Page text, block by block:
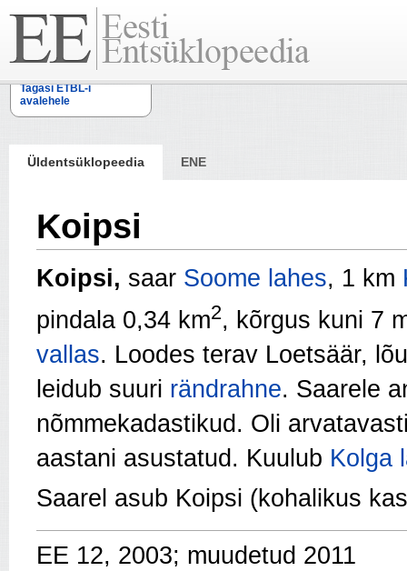
Tagasi ETBL-i
avalehele
Üldentsüklopeedia ENE
Koipsi
Koipsi, saar Soome lahes, 1 km
pindala 0,34 km2, kõrgus kuni 7
vallas. Loodes terav Loetsäär,
leidub suuri rändrahne. Saarele
nõmmekadastikud. Oli
aastani asustatud. Kuulub Kolga
Saarel asub Koipsi (kohalikus
EE 12, 2003; muudetud 2011